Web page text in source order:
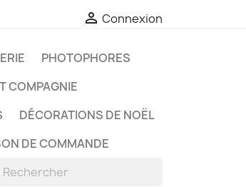
 Connexion
PHOTOPHORES
COMPAGNIE
DÉCORATIONS DE NOËL
DE COMMANDE